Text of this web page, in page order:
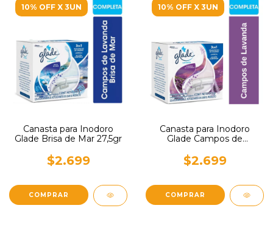
10% OFF X 3UN
Canasta para Inodoro
Glade Brisa de Mar 27,5gr
$2.699
10% OFF X 3UN
Canasta para Inodoro
Glade Campos de
$2.699